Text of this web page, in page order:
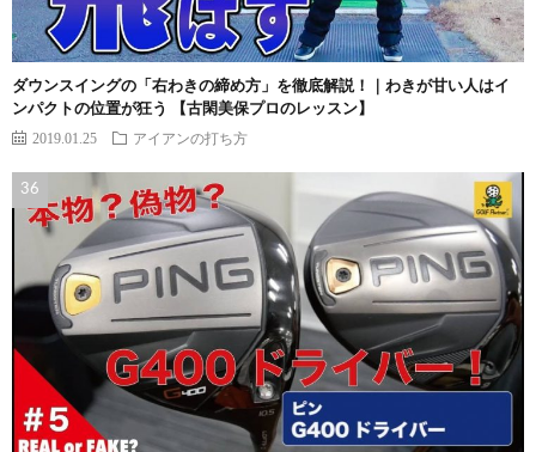
ダウンスイングの「右わきの締め方」を徹底解説！｜わきが甘い人はイ
ンパクトの位置が狂う 【古閑美保プロのレッスン】
2019.01.25 アイアンの打ち方